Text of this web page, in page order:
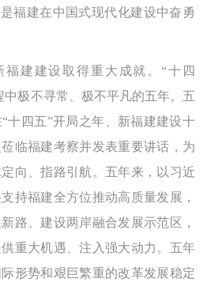
福建在中国式现代化建设中奋勇
福建建设取得重大成就。“十四
中极不寻常、极不平凡的五年。五
十四五”开局之年、新福建建设十
临福建考察并发表重要讲话，为
向、指路引航。五年来，以习近
持福建全方位推动高质量发展，
路、建设两岸融合发展示范区，
重大机遇、注入强大动力。五年
形势和艰巨繁重的改革发展稳定